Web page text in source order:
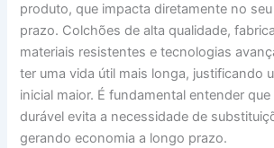
produto, que impacta diretamente no
prazo. Colchões de alta qualidade,
materiais resistentes e tecnologias
ter uma vida útil mais longa, justificando
inicial maior. É fundamental entender
durável evita a necessidade de
gerando economia a longo prazo.